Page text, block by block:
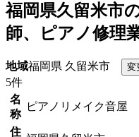
福岡県久留米市
師、ピアノ修理
地域福岡県 久留米市
5件
名
称
ピアノリメイク音屋
住